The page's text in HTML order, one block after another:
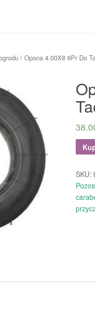
/ Opona 4.00X8 6Pr Do
SKU: